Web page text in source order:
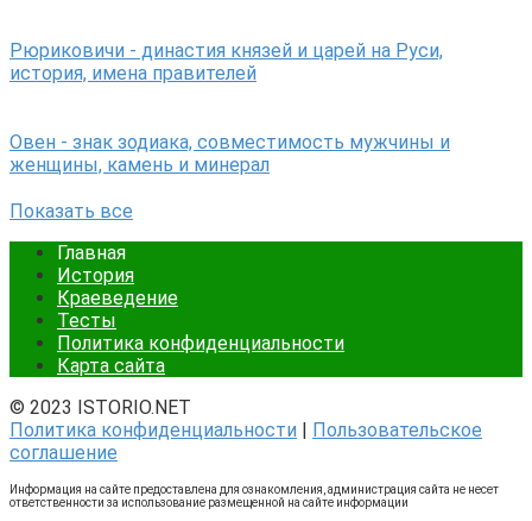
Рюриковичи - династия князей и царей на Руси,
история, имена правителей
Овен - знак зодиака, совместимость мужчины и
женщины, камень и минерал
Показать все
Главная
История
Краеведение
Тесты
Политика конфиденциальности
Карта сайта
© 2023 ISTORIO.NET
Политика конфиденциальности | Пользовательское
соглашение
Информация на сайте предоставлена для ознакомления, администрация сайта не несет
ответственности за использование размещенной на сайте информации